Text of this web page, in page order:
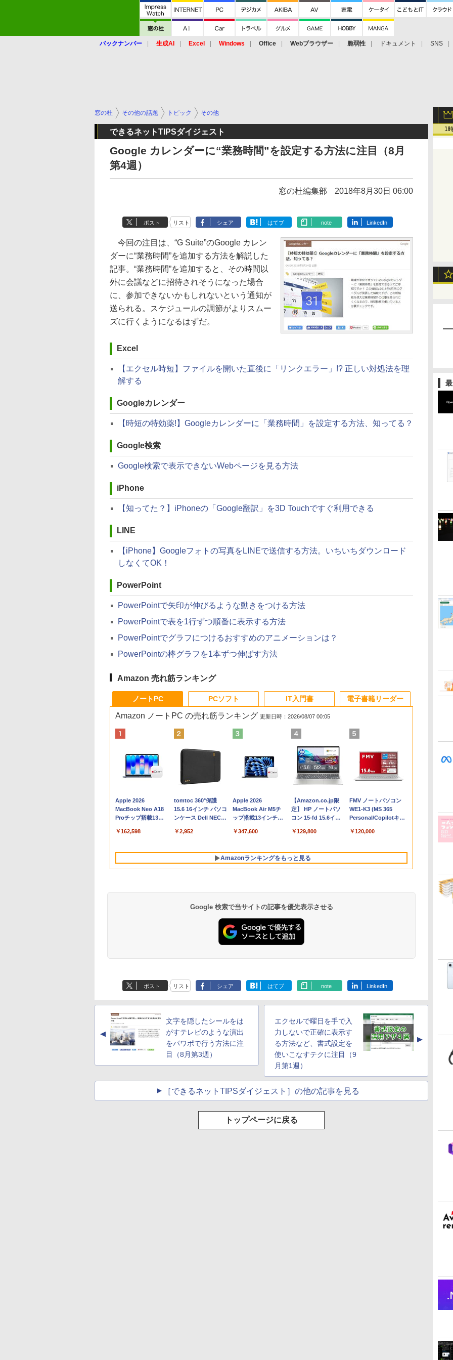
バックナンバー 生成AI Excel Windows Office Webブラウザー 脆弱性 ドキュメント SNS
1
窓の杜 その他の話題 トピック その他
できるネットTIPSダイジェスト
Google カレンダーに“業務時間”を設定する方法に注目（8月
第4週）
窓の杜編集部 2018年8月30日 06:00
ポスト リスト シェア はてブ note LinkedIn
今回の注目は、“G Suite”のGoogle カレン
ダーに“業務時間”を追加する方法を解説した
記事。“業務時間”を追加すると、その時間以
外に会議などに招待されそうになった場合
に、参加できないかもしれないという通知が
送られる。スケジュールの調節がよりスムー
ズに行くようになるはずだ。
Excel
【エクセル時短】ファイルを開いた直後に「リンクエラー」!? 正しい対処法を理
解する
Googleカレンダー
【時短の特効薬!】Googleカレンダーに「業務時間」を設定する方法、知ってる？
Google検索
Google検索で表示できないWebページを見る方法
iPhone
【知ってた？】iPhoneの「Google翻訳」を3D Touchですぐ利用できる
LINE
【iPhone】Googleフォトの写真をLINEで送信する方法。いちいちダウンロード
しなくてOK！
PowerPoint
PowerPointで矢印が伸びるような動きをつける方法
PowerPointで表を1行ずつ順番に表示する方法
PowerPointでグラフにつけるおすすめのアニメーションは？
PowerPointの棒グラフを1本ずつ伸ばす方法
Amazon 売れ筋ランキング
ノートPC
Amazon ノートPC の売れ筋ランキング 更新日時：2026/08/07 00:05
Apple 2026
MacBook Neo A18
Proチップ搭載13イ
AIとApple
Retinaディスプレ
512GB SSD、1080p
￥162,598
tomtoc 360°保護
15.6 16インチ パソコ
ンケース Dell NEC
dynabook Lenovo
￥2,952
Apple 2026
MacBook Air M5チ
ップ搭載13インチノ
Apple Intelligence、
Retinaディスプレ
イ、24GBユニファイ
ドメモリ、1TB
イト + 3年延長
AppleCare+ for 13イ
ンチMacBook
Air(M5)|ダウンロー
ド版
￥347,600
【Amazon.co.jp限
定】 HP ノートパソ
コン 15-fd 15.6イン
512GB SSD インテ
￥129,800
FMV ノートパソコン
WE1-K3 (MS 365
Personal/Copilotキー
型/Core i5/16GB/SSD
FMVWK3E15W_AZ
￥120,000
Amazonランキングをもっと見る
PCソフト
バーチャルアイテム
を含む】 【オンライ
ブロックス | オンラ
インコード版
￥1,300
定バーチャルアイテ
ムを含む】 【オンラ
ロブロックス | オン
￥3,200
2024(最新 永続版)|オ
ンラインコード
10/mac対応|PC2台
￥39,582
バーチャルアイテム
を含む】 【オンライ
ブロックス |オンライ
￥1,600
版)|オンラインコード
版|Windows11、
￥37,224
IT入門書
￥1,766
出す プロンプトの言
葉 AI画像生成シリー
Labo)
￥480
非エンジニア 初心者
素人 でも安心 使い方
もコンテンツ作成に
非エンジニアのため
のAIコーディング入
門シリーズ
￥99
ハードウェア・市販
ソフトウェアのパー
新エミュレータ紹介
￥1,600
ザイン入門講座［第2
版］
￥2,326
電子書籍リーダー
7インチディスプレ
イ、色調調節ライ
テリー、広告なし、
ブラック
￥27,980
ない、大きな画面で
読みやすい、6週間持
チディスプレイ電子
ック、16GB、広告な
し
￥19,980
ション (32GB) 7イン
チディスプレイ、明
調節ライト、12週間
告なし、メタリック
ジェード
￥32,980
トレージ、防水、7イ
ンチカラーディスプ
ト、最大8週間持続バ
し、ブラック (2025
年発売)
￥39,980
インチカラーディスプ
レイ、64GBストレー
明るさ自動調整、色調
調節ライト、プレミア
ムペン付き、グラファ
イト
￥115,980
Google 検索で当サイトの記事を優先表示させる
ポスト リスト シェア はてブ note LinkedIn
▲
文字を隠したシールをは
がすテレビのような演出
をパワポで行う方法に注
目（8月第3週）
エクセルで曜日を手で入
力しないで正確に表示す
る方法など、書式設定を
使いこなすテクに注目（9
月第1週）
▲
［できるネットTIPSダイジェスト］の他の記事を見る
トップページに戻る